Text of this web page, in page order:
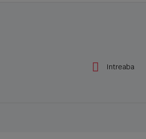
Intreaba